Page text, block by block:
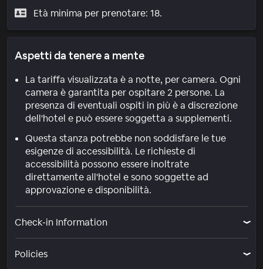
Età minima per prenotare: 18.
Aspetti da tenere a mente
La tariffa visualizzata è a notte, per camera. Ogni
camera è garantita per ospitare 2 persone. La
presenza di eventuali ospiti in più è a discrezione
dell'hotel e può essere soggetta a supplementi.
Questa stanza potrebbe non soddisfare le tue
esigenze di accessibilità. Le richieste di
accessibilità possono essere inoltrate
direttamente all'hotel e sono soggette ad
approvazione e disponibilità.
Check-in Information
Policies